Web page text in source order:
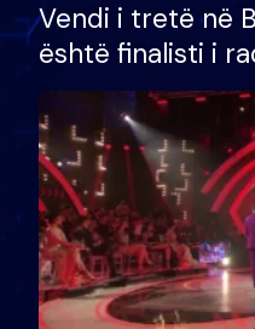
Vendi i tretë në
është finalisti i